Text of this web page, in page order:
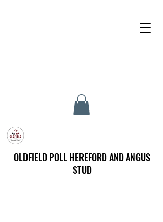
OLDFIELD POLL HEREFORD AND ANGUS
STUD